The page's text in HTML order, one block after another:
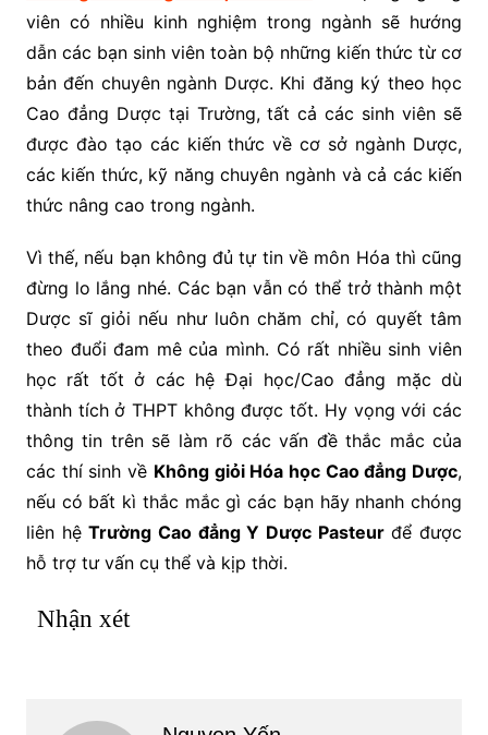
viên có nhiều kinh nghiệm trong ngành sẽ hướng
dẫn các bạn sinh viên toàn bộ những kiến thức từ cơ
bản đến chuyên ngành Dược. Khi đăng ký theo học
Cao đẳng Dược tại Trường, tất cả các sinh viên sẽ
được đào tạo các kiến thức về cơ sở ngành Dược,
các kiến thức, kỹ năng chuyên ngành và cả các kiến
thức nâng cao trong ngành.
Vì thế, nếu bạn không đủ tự tin về môn Hóa thì cũng
đừng lo lắng nhé. Các bạn vẫn có thể trở thành một
Dược sĩ giỏi nếu như luôn chăm chỉ, có quyết tâm
theo đuổi đam mê của mình. Có rất nhiều sinh viên
học rất tốt ở các hệ Đại học/Cao đẳng mặc dù
thành tích ở THPT không được tốt. Hy vọng với các
thông tin trên sẽ làm rõ các vấn đề thắc mắc của
các thí sinh về Không giỏi Hóa học Cao đẳng Dược,
nếu có bất kì thắc mắc gì các bạn hãy nhanh chóng
liên hệTrường Cao đẳng Y Dược Pasteurđể được
hỗ trợ tư vấn cụ thể và kịp thời.
Nhận xét